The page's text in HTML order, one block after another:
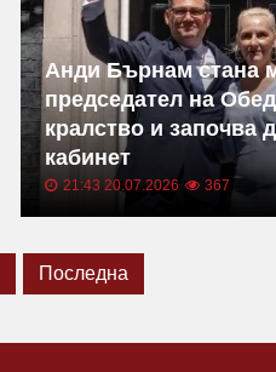
Анди Бърнам стана
председател на
кралство и започва
кабинет
21:43 20.07.2026 367
Последна